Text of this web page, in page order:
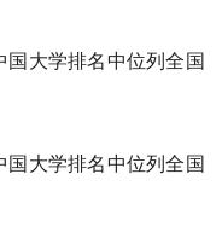
大学排名中位列全国
大学排名中位列全国